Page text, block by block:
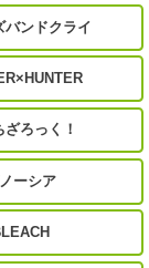
バンドクライ
ざろっく！
ーシア